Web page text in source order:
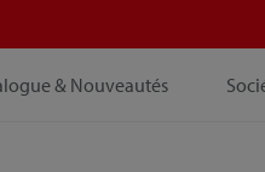
& Nouveautés